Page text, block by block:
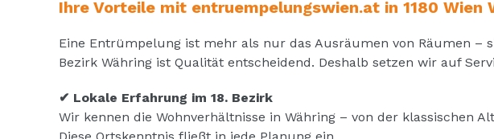
Ihre Vorteile mit entruempelungswien.at in 1180 Wien
Eine Entrümpelung ist mehr als nur das Ausräumen von Räumen –
Bezirk Währing ist Qualität entscheidend. Deshalb setzen wir auf
✔ Lokale Erfahrung im 18. Bezirk
Wir kennen die Wohnverhältnisse in Währing – von der klassischen